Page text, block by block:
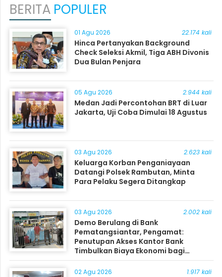
BERITA POPULER
01 Agu 2026 22.174 kali
Hinca Pertanyakan Background
Check Seleksi Akmil, Tiga ABH Divonis
Dua Bulan Penjara
05 Agu 2026 2.944 kali
Medan Jadi Percontohan BRT di Luar
Jakarta, Uji Coba Dimulai 18 Agustus
03 Agu 2026 2.623 kali
Keluarga Korban Penganiayaan
Datangi Polsek Rambutan, Minta
Para Pelaku Segera Ditangkap
03 Agu 2026 2.002 kali
Demo Berulang di Bank
Pematangsiantar, Pengamat:
Penutupan Akses Kantor Bank
Timbulkan Biaya Ekonomi bagi
Masyarakat
02 Agu 2026 1.917 kali